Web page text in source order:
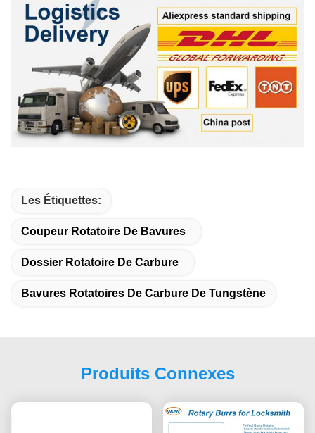
Les Étiquettes:
Coupeur Rotatoire De Bavures
Dossier Rotatoire De Carbure
Bavures Rotatoires De Carbure De Tungstène
Produits Connexes